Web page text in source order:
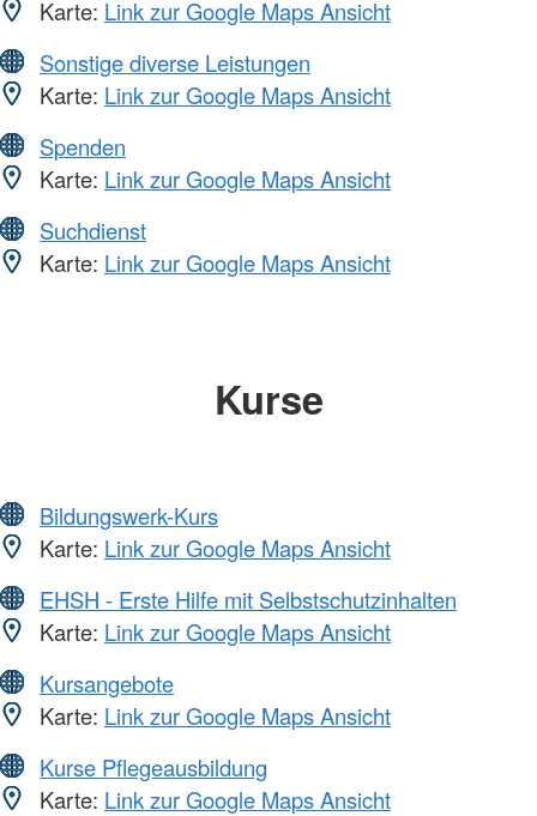
Karte: Link zur Google Maps Ansicht
Sonstige diverse Leistungen
Karte: Link zur Google Maps Ansicht
Spenden
Karte: Link zur Google Maps Ansicht
Suchdienst
Karte: Link zur Google Maps Ansicht
Kurse
Bildungswerk-Kurs
Karte: Link zur Google Maps Ansicht
EHSH - Erste Hilfe mit Selbstschutzinhalten
Karte: Link zur Google Maps Ansicht
Kursangebote
Karte: Link zur Google Maps Ansicht
Kurse Pflegeausbildung
Karte: Link zur Google Maps Ansicht